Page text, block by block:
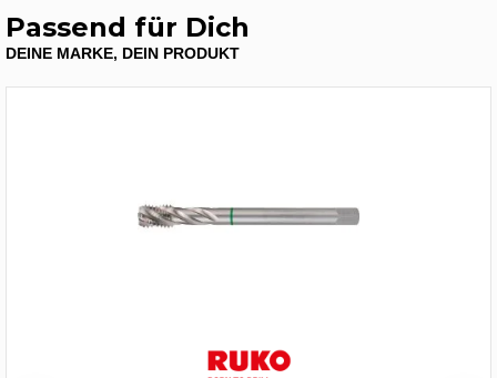
Passend für Dich
DEINE MARKE, DEIN PRODUKT